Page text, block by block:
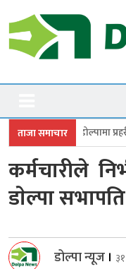
to
content
Dolpanews
ताजा समाचारपाँच रोपनी क्षेत्रमा
कर्मचारीले
डाेल्पा
डोल्पा न्यूज ।